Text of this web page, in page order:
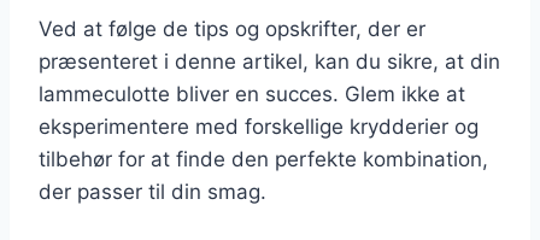
Ved at følge de tips og opskrifter, der er
præsenteret i denne artikel, kan du sikre, at din
lammeculotte bliver en succes. Glem ikke at
eksperimentere med forskellige krydderier og
tilbehør for at finde den perfekte kombination,
der passer til din smag.